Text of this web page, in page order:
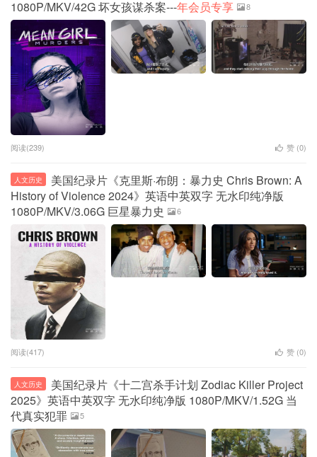
1080P/MKV/42G 坏女孩谋杀案---年会员专享 8
阅读(239) 赞 (0)
人文历史
美国纪录片《克里斯·布朗：暴力史 Chris Brown: A
History of Violence 2024》英语中英双字 无水印纯净版
1080P/MKV/3.06G 巨星暴力史
6
阅读(417) 赞 (0)
人文历史
美国纪录片《十二宫杀手计划 Zodiac Killer Project
2025》英语中英双字 无水印纯净版 1080P/MKV/1.52G 当
代真实犯罪
5